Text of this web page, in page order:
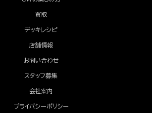
買取
デッキレシピ
店舗情報
お問い合わせ
スタッフ募集
会社案内
プライバシーポリシー